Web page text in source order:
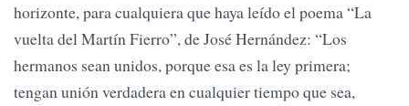
horizonte, para cualquiera que haya leído el poema “La
vuelta del Martín Fierro”, de José Hernández: “Los
hermanos sean unidos, porque esa es la ley primera;
tengan unión verdadera en cualquier tiempo que sea,